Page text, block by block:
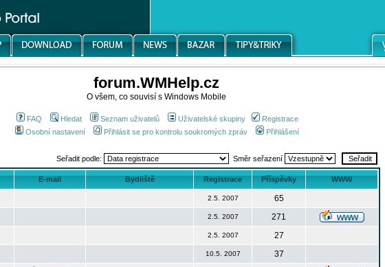
forum.WMHelp.cz
O všem, co souvisí s Windows Mobile
FAQ Hledat Seznam uživatelů Uživatelské skupiny
Registrace
Osobní nastavení
Přihlásit se pro kontrolu soukromých zpráv Přihlášení
Seřadit podle: Směr seřazení
E-mail Bydliště Registrace Příspěvky WWW
2.5. 2007
65
2.5. 2007
271
2.5. 2007
27
10.5. 2007
37